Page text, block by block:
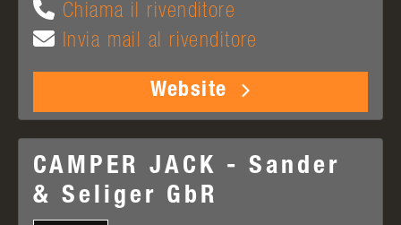
Chiama il rivenditore
Invia mail al rivenditore
Website
CAMPER JACK - Sander
& Seliger GbR